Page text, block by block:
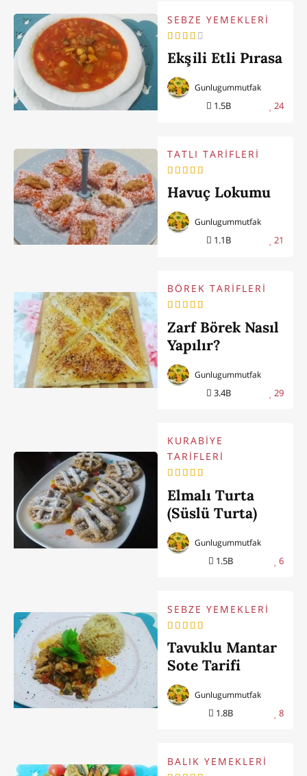
SEBZE YEMEKLERİ
Ekşili Etli Pırasa
1.5B 24
Gunlugummutfak
TATLI TARİFLERİ
Havuç Lokumu
1.1B 21
Gunlugummutfak
BÖREK TARİFLERİ
Zarf Börek Nasıl
Yapılır?
3.4B 29
Gunlugummutfak
KURABİYE
TARİFLERİ
Elmalı Turta
(Süslü Turta)
1.5B 6
Gunlugummutfak
SEBZE YEMEKLERİ
Tavuklu Mantar
Sote Tarifi
1.8B 8
Gunlugummutfak
BALIK YEMEKLERİ